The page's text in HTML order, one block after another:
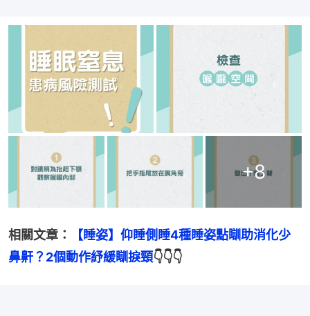
+8
相關文章：
【睡姿】仰睡側睡4種睡姿點瞓助消化少
鼻鼾？2個動作紓緩瞓捩頸👇👇👇